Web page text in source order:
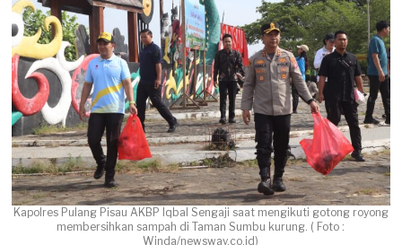
Kapolres Pulang Pisau AKBP Iqbal Sengaji saat mengikuti gotong royong
membersihkan sampah di Taman Sumbu kurung. ( Foto :
Winda/newsway.co.id)